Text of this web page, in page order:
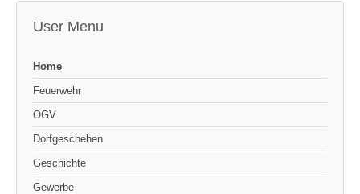
User Menu
Home
Feuerwehr
OGV
Dorfgeschehen
Geschichte
Gewerbe